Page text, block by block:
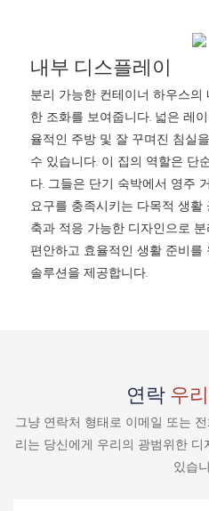
내부 디스플레이
분리 가능한 컨테이너 하우스
한 조화를 보여줍니다. 넓은 레
율적인 주방 및 잘 꾸며진 침실
수 있습니다. 이 집의 역할은 단
다. 그들은 단기 숙박에서 영주
요구를 충족시키는 다목적 생활
축과 적응 가능한 디자인으로
편안하고 효율적인 생활 준비를
솔루션을 제공합니다.
연락우
그냥 연락처 형태로 이메일 또는
리는 당신에게 우리의 광범위한
있습